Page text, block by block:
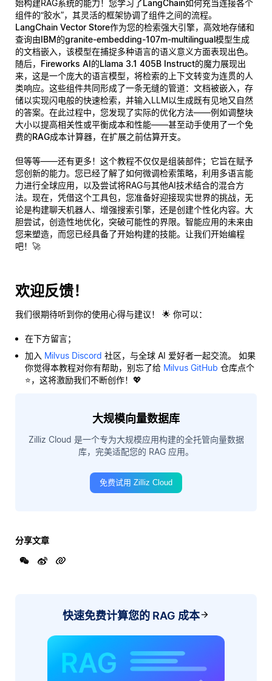
始构建RAG系统的能力！您学习了LangChain如何充当连接各个
组件的“胶水”，其灵活的框架协调了组件之间的流程。
LangChain Vector Store作为您的检索强大引擎，高效地存储和
查询由IBM的granite-embedding-107m-multilingual模型生成
的文档嵌入，该模型在捕捉多种语言的语义意义方面表现出色。
随后， Fireworks AI的Llama 3.1 405B Instruct的魔力展现出
来，这是一个庞大的语言模型，将检索的上下文转变为连贯的人
类响应。这些组件共同形成了一条无缝的管道：文档被嵌入，存
储以实现闪电般的快速检索，并输入LLM以生成既有见地又自然
的答案。在此过程中，您发现了实际的优化方法——例如调整块
大小以提高相关性或平衡成本和性能——甚至动手使用了一个免
费的RAG成本计算器，在扩展之前估算开支。
但等等——还有更多！这个教程不仅仅是组装部件；它旨在赋予
您创新的能力。您已经了解了如何微调检索策略，利用多语言能
力进行全球应用，以及尝试将RAG与其他AI技术结合的混合方
法。现在，凭借这个工具包，您准备好迎接现实世界的挑战，无
论是构建聊天机器人、增强搜索引擎，还是创建个性化内容。大
胆尝试，创造性地优化，突破可能性的界限。智能应用的未来由
您来塑造，而您已经具备了开始构建的技能。让我们开始编程
吧！🚀
欢迎反馈！
我们很期待听到你的使用心得与建议！ 🌟 你可以：
在下方留言；
加入 Milvus Discord 社区，与全球 AI 爱好者一起交流。 如果
你觉得本教程对你有帮助，别忘了给 Milvus GitHub 仓库点个
⭐，这将激励我们不断创作！💖
大规模向量数据库
Zilliz Cloud 是一个专为大规模应用构建的全托管向量数据
库，完美适配您的 RAG 应用。
免费试用 Zilliz Cloud
分享文章
快速免费计算您的 RAG 成本